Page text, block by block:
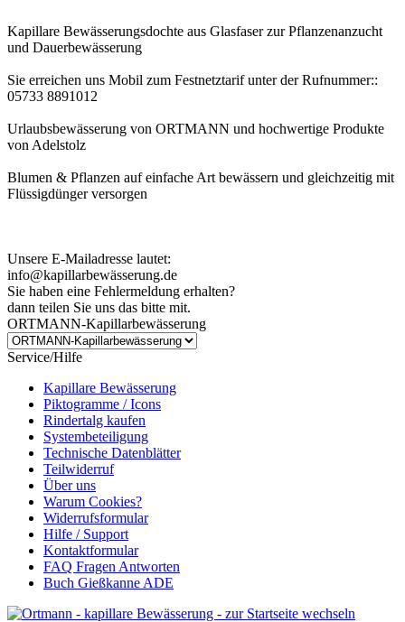
Kapillare Bewässerungsdochte aus Glasfaser zur Pflanzenanzucht
und Dauerbewässerung
Sie erreichen uns Mobil zum Festnetztarif unter der Rufnummer::
05733 8891012
Urlaubsbewässerung von ORTMANN und hochwertige Produkte
von Adelstolz
Blumen & Pflanzen auf einfache Art bewässern und gleichzeitig mit
Flüssigdünger versorgen
Unsere E-Mailadresse lautet:
info@kapillarbewässerung.de
Sie haben eine Fehlermeldung erhalten?
dann teilen Sie uns das bitte mit.
ORTMANN-Kapillarbewässerung
Service/Hilfe
Kapillare Bewässerung
Piktogramme / Icons
Rindertalg kaufen
Systembeteiligung
Technische Datenblätter
Teilwiderruf
Über uns
Warum Cookies?
Widerrufsformular
Hilfe / Support
Kontaktformular
FAQ Fragen Antworten
Buch Gießkanne ADE